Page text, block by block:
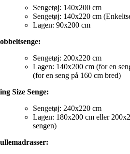
Sengetøj: 140x200 cm
Sengetøj: 140x220 cm
Lagen: 90x200 cm
Sengetøj: 200x220 cm
Lagen: 140x200 cm (for en
(for en seng på 160 cm bred)
Size Senge:
Sengetøj: 240x220 cm
Lagen: 180x200 cm eller
sengen)